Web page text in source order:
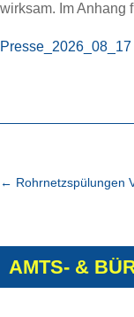
wirksam. Im Anhang
Presse_2026_08_17
← Rohrnetzspülungen
AMTS- &